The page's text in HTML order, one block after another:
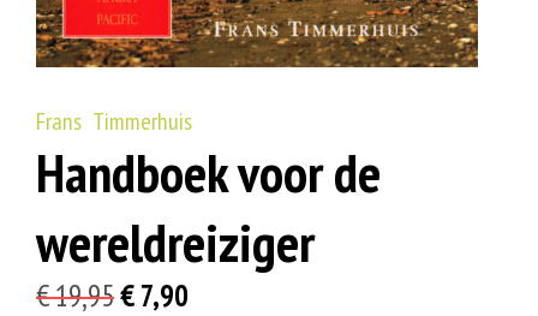
Frans Timmerhuis
Handboek voor de
wereldreiziger
€19,95Oorspronkelijke
€7,90